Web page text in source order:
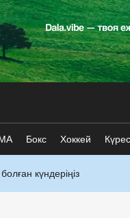
Бокс Хоккей Күрес
күндеріңіз